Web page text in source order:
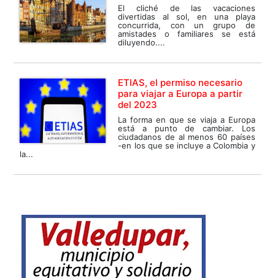
El cliché de las vacaciones
divertidas al sol, en una playa
concurrida, con un grupo de
amistades o familiares se está
diluyendo....
ETIAS, el permiso necesario
para viajar a Europa a partir
del 2023
La forma en que se viaja a Europa
está a punto de cambiar. Los
ciudadanos de al menos 60 países
-en los que se incluye a Colombia y
la...